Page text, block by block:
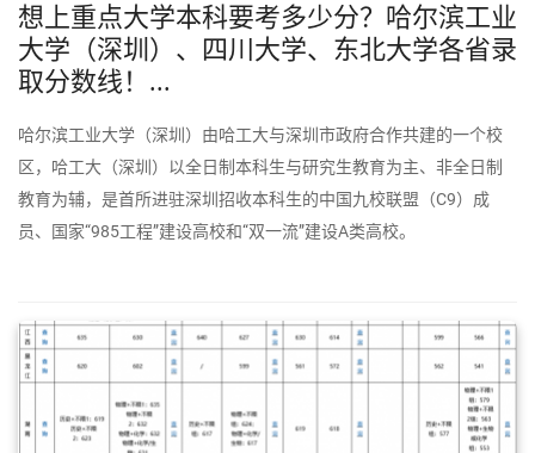
想上重点大学本科要考多少分？哈尔滨工业
大学（深圳）、四川大学、东北大学各省录
取分数线！...
哈尔滨工业大学（深圳）由哈工大与深圳市政府合作共建的一个校
区，哈工大（深圳）以全日制本科生与研究生教育为主、非全日制
教育为辅，是首所进驻深圳招收本科生的中国九校联盟（C9）成
员、国家“985工程”建设高校和“双一流”建设A类高校。